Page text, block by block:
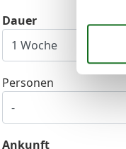
Ankunft
Dauer
Personen